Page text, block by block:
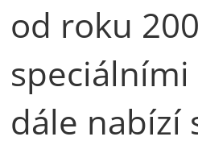
od roku
dále nabízí